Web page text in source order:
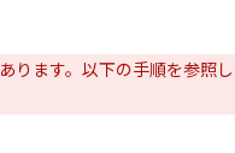
ります。以下の手順を参照し